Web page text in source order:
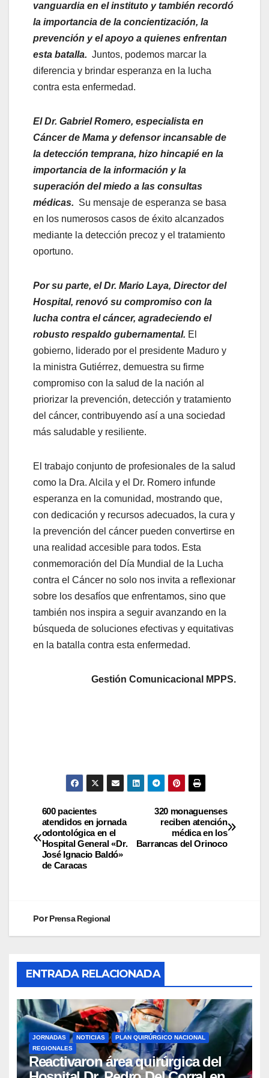
vanguardia en el instituto y también recordó
la importancia de la concientización, la
prevención y el apoyo a quienes enfrentan
esta batalla. Juntos, podemos marcar la
diferencia y brindar esperanza en la lucha
contra esta enfermedad.
El Dr. Gabriel Romero, especialista en
Cáncer de Mama y defensor incansable de
la detección temprana, hizo hincapié en la
importancia de la información y la
superación del miedo a las consultas
médicas. Su mensaje de esperanza se basa
en los numerosos casos de éxito alcanzados
mediante la detección precoz y el tratamiento
oportuno.
Por su parte, el Dr. Mario Laya, Director del
Hospital, renovó su compromiso con la
lucha contra el cáncer, agradeciendo el
robusto respaldo gubernamental. El
gobierno, liderado por el presidente Maduro y
la ministra Gutiérrez, demuestra su firme
compromiso con la salud de la nación al
priorizar la prevención, detección y tratamiento
del cáncer, contribuyendo así a una sociedad
más saludable y resiliente.
El trabajo conjunto de profesionales de la salud
como la Dra. Alcila y el Dr. Romero infunde
esperanza en la comunidad, mostrando que,
con dedicación y recursos adecuados, la cura y
la prevención del cáncer pueden convertirse en
una realidad accesible para todos. Esta
conmemoración del Día Mundial de la Lucha
contra el Cáncer no solo nos invita a reflexionar
sobre los desafíos que enfrentamos, sino que
también nos inspira a seguir avanzando en la
búsqueda de soluciones efectivas y equitativas
en la batalla contra esta enfermedad.
Gestión Comunicacional MPPS.
320 monaguenses
reciben atención
médica en los
Barrancas del Orinoco
600 pacientes
atendidos en jornada
odontológica en el
Hospital General «Dr.
José Ignacio Baldó»
de Caracas
PorPrensa Regional
ENTRADA RELACIONADA
JORNADAS NOTICIAS
PLAN QUIRÚRGICO NACIONAL
REGIONALES
Reactivaron área quirúrgica del